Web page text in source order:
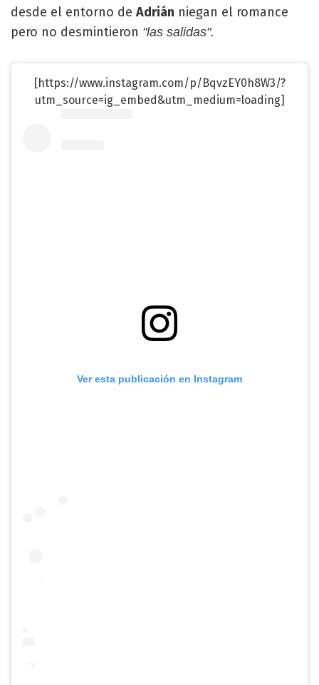
desde el entorno de Adrián niegan el romance
pero no desmintieron "las salidas".
[https://www.instagram.com/p/BqvzEY0h8W3/?
utm_source=ig_embed&utm_medium=loading]
Ver esta publicación en Instagram